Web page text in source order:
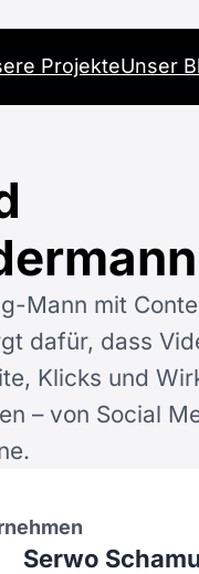
ProjekteUnser
Mann mit
dafür, dass
Klicks und
– von Social
Serwo